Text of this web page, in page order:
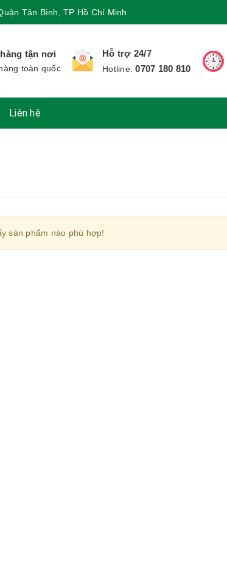
Tân Bình, TP Hồ Chí Minh
tận nơi
toàn quốc
Hỗ trợ 24/7
Hotline:0707 180 810
Liên hệ
sản phẩm nào phù hợp!